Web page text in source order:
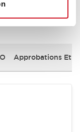
Approbations Et